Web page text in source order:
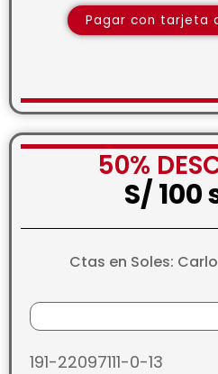
Pagar con tarjeta
50%
S/ 100
Ctas en Soles:
191-22097111-0-13